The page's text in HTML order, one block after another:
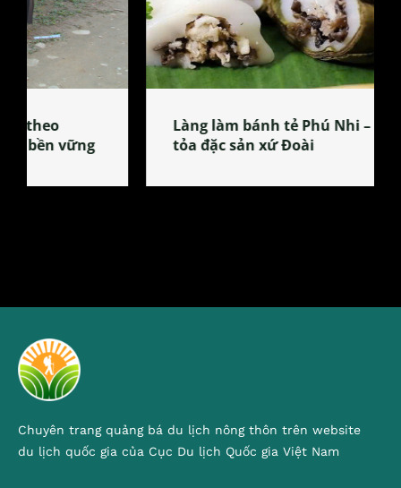
Làng làm bánh tẻ Phú Nhi – nơi lan
tỏa đặc sản xứ Đoài
Chuyên trang quảng bá du lịch nông thôn trên website
du lịch quốc gia của Cục Du lịch Quốc gia Việt Nam